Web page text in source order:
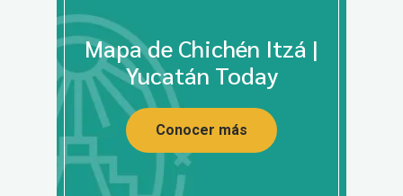
Mapa de Chichén Itzá |
Yucatán Today
Conocer más